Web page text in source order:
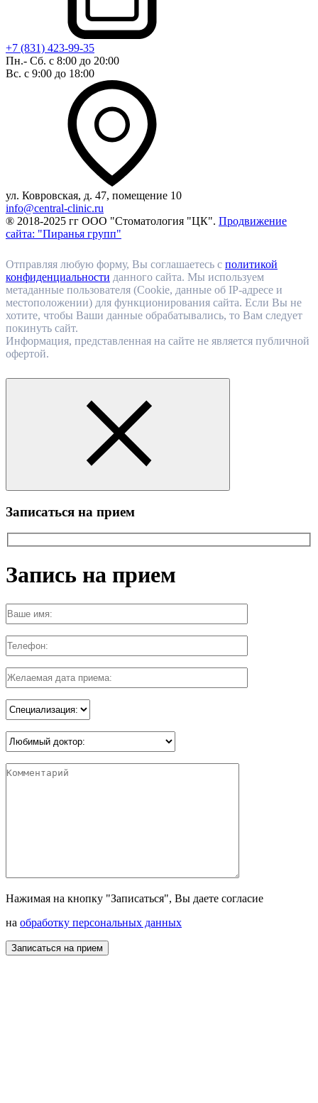
+7 (831) 423-99-35
Пн.- Сб. с 8:00 до 20:00
Вс. с 9:00 до 18:00
ул. Ковровская, д. 47, помещение 10
info@central-clinic.ru
® 2018-2025 гг ООО "Стоматология "ЦК". Продвижение
сайта: "Пиранья групп"
Отправляя любую форму, Вы соглашаетесь с политикой
конфиденциальности данного сайта. Мы используем
метаданные пользователя (Cookie, данные об IP-адресе и
местоположении) для функционирования сайта. Если Вы не
хотите, чтобы Ваши данные обрабатывались, то Вам следует
покинуть сайт.
Информация, представленная на сайте не является публичной
офертой.
Записаться на прием
Запись на прием
Нажимая на кнопку "Записаться", Вы даете согласие
на обработку персональных данных